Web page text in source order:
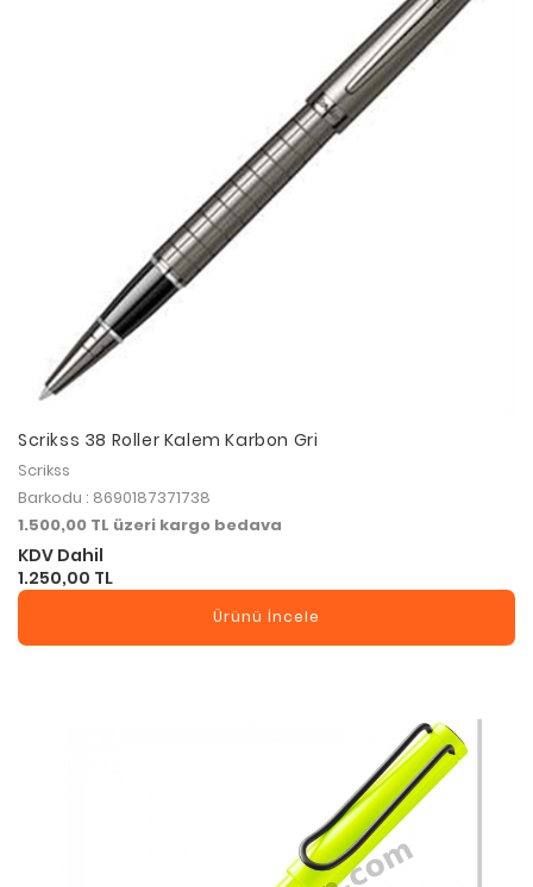
Scrikss 38 Roller Kalem Karbon Gri
Scrikss
Barkodu : 8690187371738
1.500,00 TL üzeri kargo bedava
KDV Dahil
1.250,00 TL
Ürünü İncele